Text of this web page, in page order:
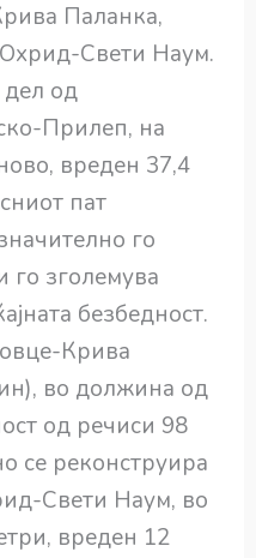
Паланка,
Охрид-Свети Наум.
од
Прилеп, на
вреден 37,4
пат
го
го зголемува
безбедност.
Крива
во должина од
од речиси 98
се реконструира
Свети Наум, во
вреден 12